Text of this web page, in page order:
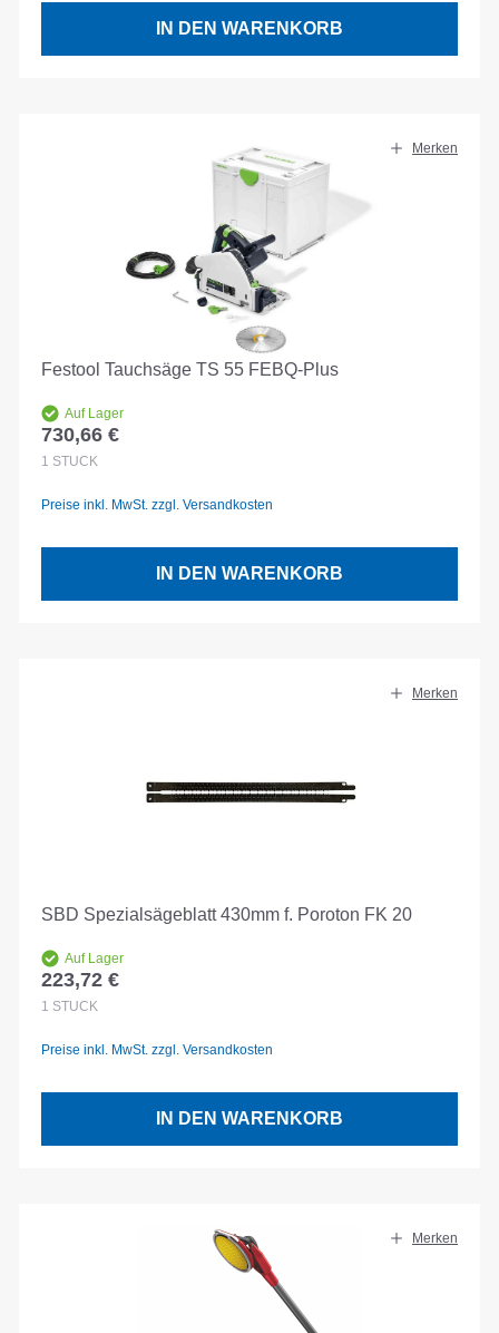
IN DEN WARENKORB
Merken
Festool Tauchsäge TS 55 FEBQ-Plus
Auf Lager
Regulärer Preis:
730,66 €
1 STÜCK
Preise inkl. MwSt. zzgl. Versandkosten
IN DEN WARENKORB
Merken
SBD Spezialsägeblatt 430mm f. Poroton FK 20
Auf Lager
Regulärer Preis:
223,72 €
1 STÜCK
Preise inkl. MwSt. zzgl. Versandkosten
IN DEN WARENKORB
Merken